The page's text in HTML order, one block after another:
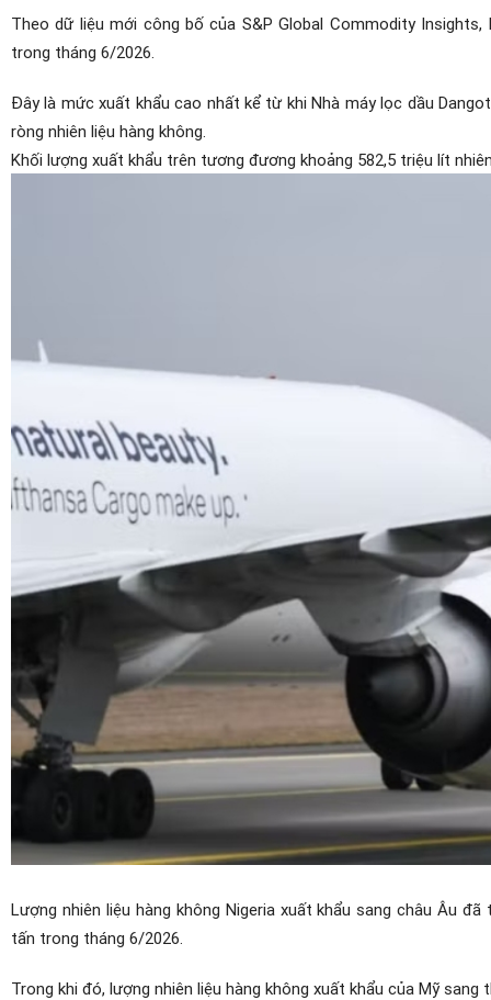
Theo dữ liệu mới công bố của S&P Global Commodity
trong tháng 6/2026.
Đây là mức xuất khẩu cao nhất kể từ khi Nhà máy lọc dầu
ròng nhiên liệu hàng không.
Khối lượng xuất khẩu trên tương đương khoảng 582,5 triệu lít
Lượng nhiên liệu hàng không Nigeria xuất khẩu sang châu Âu
tấn trong tháng 6/2026.
Trong khi đó, lượng nhiên liệu hàng không xuất khẩu của Mỹ